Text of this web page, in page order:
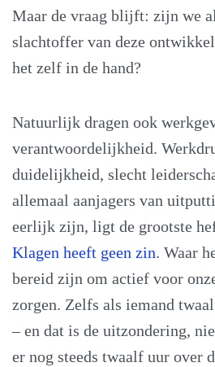
Maar de vraag blijft: zijn we
slachtoffer van deze
het zelf in de hand?
Natuurlijk dragen ook
verantwoordelijkheid.
duidelijkheid, slecht
allemaal aanjagers van
eerlijk zijn, ligt de grootste
Klagen heeft geen zin. Waar
bereid zijn om actief voor
zorgen. Zelfs als iemand
– en dat is de uitzondering,
er nog steeds twaalf uur over